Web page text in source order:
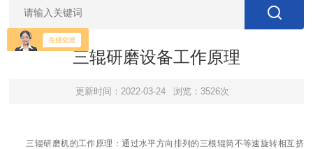
三辊研磨设备工作原理
更新时间：2022-03-24 浏览：3526次
三辊研磨机的工作原理：通过水平方向排列的三根辊筒不等速旋转相互挤